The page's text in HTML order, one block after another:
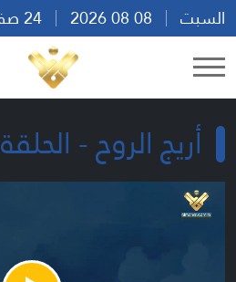
السبت
23:20
أريج الروح - الحلقة 36